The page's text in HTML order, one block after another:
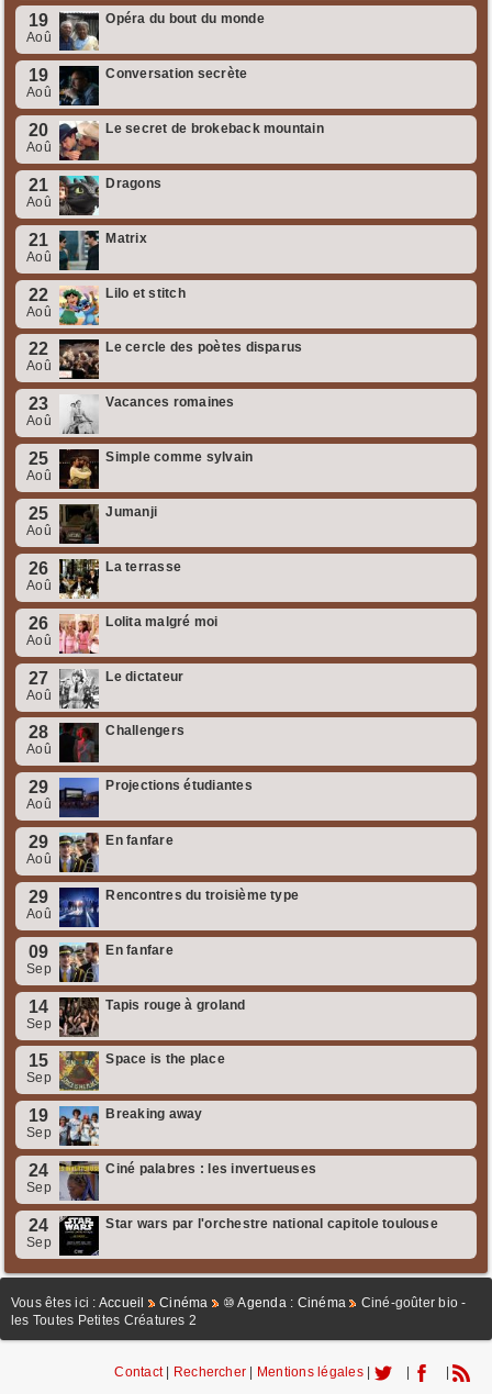
19
Aoû
Opéra du bout du monde
19
Aoû
Conversation secrète
20
Aoû
Le secret de brokeback mountain
21
Aoû
Dragons
21
Aoû
Matrix
22
Aoû
Lilo et stitch
22
Aoû
Le cercle des poètes disparus
23
Aoû
Vacances romaines
25
Aoû
Simple comme sylvain
25
Aoû
Jumanji
26
Aoû
La terrasse
26
Aoû
Lolita malgré moi
27
Aoû
Le dictateur
28
Aoû
Challengers
29
Aoû
Projections étudiantes
29
Aoû
En fanfare
29
Aoû
Rencontres du troisième type
09
Sep
En fanfare
14
Sep
Tapis rouge à groland
15
Sep
Space is the place
19
Sep
Breaking away
24
Sep
Ciné palabres : les invertueuses
24
Sep
Star wars par l'orchestre national capitole toulouse
Vous êtes ici : Accueil Cinéma ⑩ Agenda : Cinéma
Ciné-goûter bio -
les Toutes Petites Créatures 2
Contact| Rechercher | Mentions légales| | |